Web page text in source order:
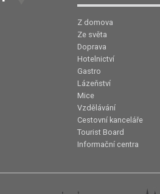
Z domova
Ze světa
Doprava
Hotelnictví
Gastro
Lázeňství
Mice
Vzdělávání
Cestovní kanceláře
Tourist Board
Informační centra